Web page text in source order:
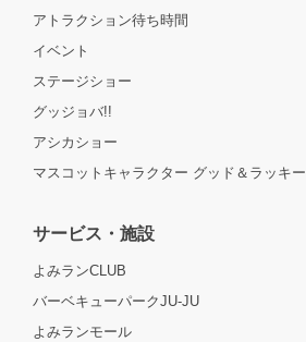
アトラクション待ち時間
イベント
ステージショー
グッジョバ!!
アシカショー
マスコットキャラクター グッド＆ラッキー
サービス・施設
よみランCLUB
バーベキューパークJU-JU
よみランモール